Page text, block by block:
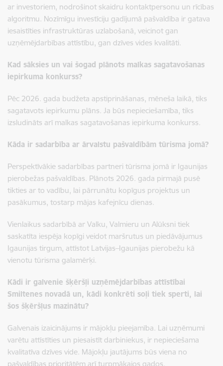
ar investoriem, nodrošinot skaidru kontaktpersonu un rīcības
algoritmu. Nozīmīgu investīciju gadījumā pašvaldība ir gatava
iesaistīties infrastruktūras uzlabošanā, veicinot gan
uzņēmējdarbības attīstību, gan dzīves vides kvalitāti.
Kad sāksies un vai šogad plānots malkas sagatavošanas
iepirkuma konkurss?
Pēc 2026. gada budžeta apstiprināšanas, mēneša laikā, tiks
sagatavots iepirkumu plāns. Ja būs nepieciešamība, tiks
izsludināts arī malkas sagatavošanas iepirkuma konkurss.
Kāda ir sadarbība ar ārvalstu pašvaldībām tūrisma jomā?
Perspektīvākie sadarbības partneri tūrisma jomā ir Igaunijas
pierobežas pašvaldības. Plānots 2026. gada pirmajā pusē
tikties ar to vadību, lai pārrunātu kopīgus projektus un
pasākumus, tostarp mājas kafejnīcu dienas.
Vienlaikus sadarbībā ar Valku, Valmieru un Alūksni tiek
saskatīta iespēja kopīgi veidot maršrutus un piedāvājumus
Igaunijas tirgum, attīstot Latvijas–Igaunijas pierobežu kā
vienotu tūrisma galamērķi.
Kādi ir galvenie šķēršļi uzņēmējdarbības attīstībai
Smiltenes novadā un, kādi konkrēti soļi tiek sperti, lai
šos šķēršļus mazinātu?
Galvenais izaicinājums ir mājokļu pieejamība. Lai uzņēmumi
varētu attīstīties un piesaistīt darbiniekus, ir nepieciešama
kvalitatīva dzīves vide. Mājokļu jautājums būs viena no
pašvaldības prioritātēm arī turpmākajos gados.